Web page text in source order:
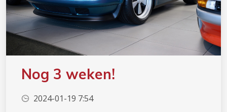
Nog 3 weken!
2024-01-19 7:54